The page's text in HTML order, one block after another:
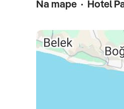
pre lety so Satur
pred vami, max. rozmer
počtu zvolených nocí,
Na mape · Hotel